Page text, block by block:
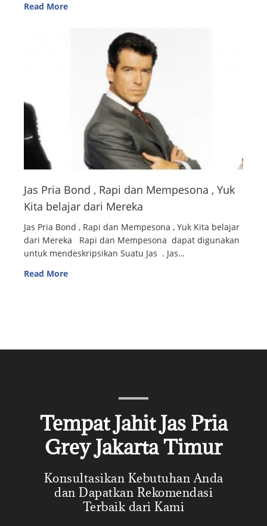
Read More
Jas Pria Bond , Rapi dan Mempesona , Yuk
Kita belajar dari Mereka
Jas Pria Bond , Rapi dan Mempesona , Yuk Kita belajar
dari Mereka Rapi dan Mempesona dapat digunakan
untuk mendeskripsikan Suatu Jas . Jas…
Read More
Tempat Jahit Jas Pria
Grey Jakarta Timur
Konsultasikan Kebutuhan Anda
dan Dapatkan Rekomendasi
Terbaik dari Kami